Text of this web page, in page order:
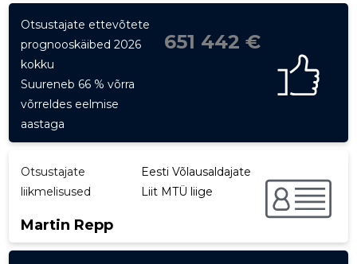
Otsustajate ettevõtete
prognooskäibed 2026
kokku
651 442 €
Suureneb 66 % võrra
võrreldes eelmise
aastaga
Otsustajate
liikmelisused
Martin Repp
Eesti Võlausaldajate
Liit MTÜ liige